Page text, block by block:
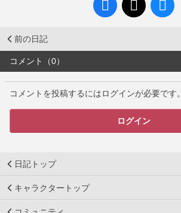
前の日記
コメント（0）
コメントを投稿するにはログインが必要です。
ログイン
日記トップ
キャラクタートップ